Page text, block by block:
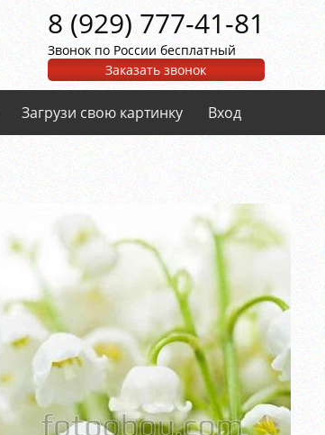
8 (929) 777-41-81
Звонок по России бесплатный
Заказать звонок
Загрузи свою картинку Вход